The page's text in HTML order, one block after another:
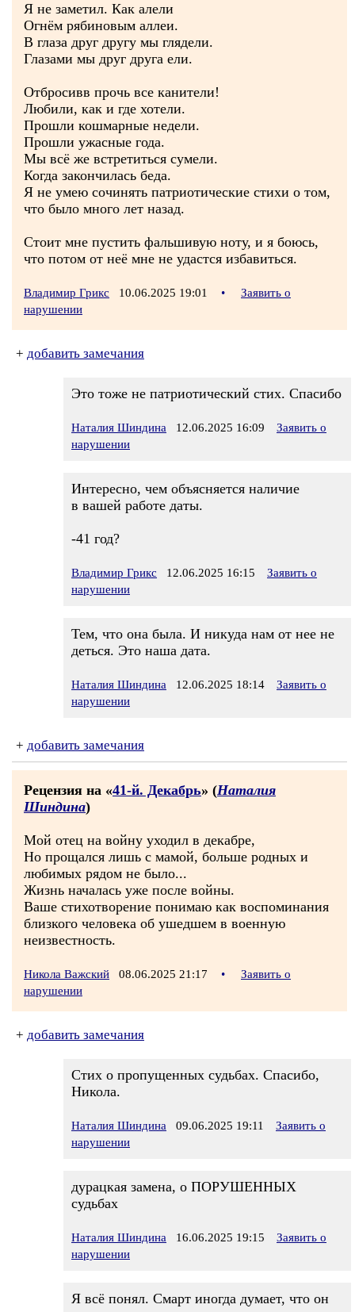
Я не заметил. Как алели
Огнём рябиновым аллеи.
В глаза друг другу мы глядели.
Глазами мы друг друга ели.
Отбросивв прочь все канители!
Любили, как и где хотели.
Прошли кошмарные недели.
Прошли ужасные года.
Мы всё же встретиться сумели.
Когда закончилась беда.
Я не умею сочинять патриотические стихи о том,
что было много лет назад.
Стоит мне пустить фальшивую ноту, и я боюсь,
что потом от неё мне не удастся избавиться.
Владимир Грикс 10.06.2025 19:01 •
Заявить о
нарушении
+ добавить замечания
Это тоже не патриотический стих. Спасибо
Наталия Шиндина 12.06.2025 16:09
Заявить о
нарушении
Интересно, чем объясняется наличие
в вашей работе даты.
-41 год?
Владимир Грикс 12.06.2025 16:15
Заявить о
нарушении
Тем, что она была. И никуда нам от нее не
деться. Это наша дата.
Наталия Шиндина 12.06.2025 18:14
Заявить о
нарушении
+ добавить замечания
Рецензия на «41-й. Декабрь» (Наталия
Шиндина)
Мой отец на войну уходил в декабре,
Но прощался лишь с мамой, больше родных и
любимых рядом не было...
Жизнь началась уже после войны.
Ваше стихотворение понимаю как воспоминания
близкого человека об ушедшем в военную
неизвестность.
Никола Важский 08.06.2025 21:17 •
Заявить о
нарушении
+ добавить замечания
Стих о пропущенных судьбах. Спасибо,
Никола.
Наталия Шиндина 09.06.2025 19:11
Заявить о
нарушении
дурацкая замена, о ПОРУШЕННЫХ
судьбах
Наталия Шиндина 16.06.2025 19:15
Заявить о
нарушении
Я всё понял. Смарт иногда думает, что он